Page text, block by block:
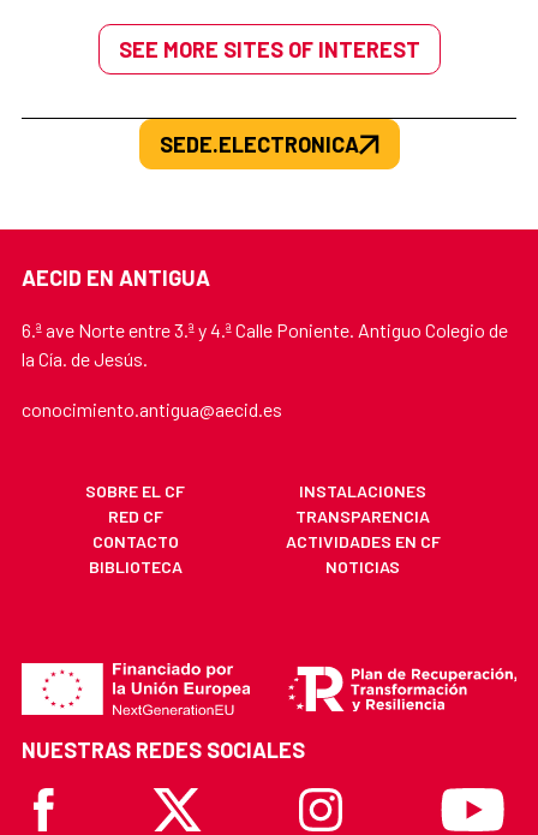
SEE MORE SITES OF INTEREST
SEDE.ELECTRONICA
AECID EN ANTIGUA
6.ª ave Norte entre 3.ª y 4.ª Calle Poniente. Antiguo Colegio de
la Cía. de Jesús.
conocimiento.antigua@aecid.es
SOBRE EL CF
INSTALACIONES
RED CF
TRANSPARENCIA
CONTACTO
ACTIVIDADES EN CF
BIBLIOTECA
NOTICIAS
NUESTRAS REDES SOCIALES
Facebook
X Instagram Youtube